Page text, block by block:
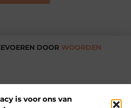
is voor ons van
DOOR WOORDEN